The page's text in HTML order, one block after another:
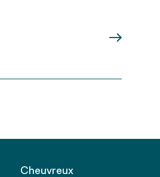
Cheuvreux